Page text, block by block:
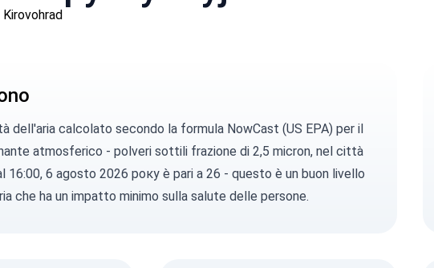
dell'aria calcolato secondo la formula NowCast (US EPA)per il
atmosferico - polveri sottilifrazione di 2,5 micron, nel città
16:00, 6 agosto 2026 року è pari a 26 - questo è un buon livello
che ha un impatto minimo sulla salute delle persone.